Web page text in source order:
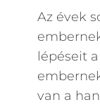
Az évek
lépéseit
van a